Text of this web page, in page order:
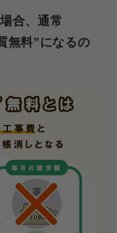
合、通常
無料”になるの